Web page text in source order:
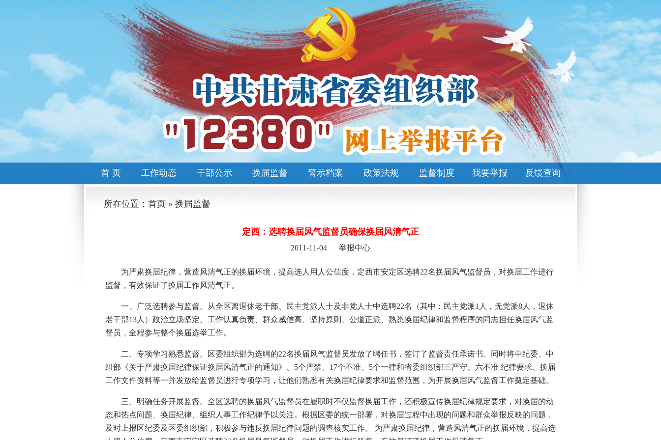
首 页 工作动态 干部公示 换届监督 警示档案 政策法规 监督制度 我要举报 反馈查询
所在位置：首页 » 换届监督
定西：选聘换届风气监督员确保换届风清气正
2011-11-04 举报中心
为严肃换届纪律，营造风清气正的换届环境，提高选人用人公信度，定西市安定区选聘22名换届风气监督员，对换届工作进行
监督，有效保证了换届工作风清气正。
一、广泛选聘参与监督。从全区离退休老干部、民主党派人士及非党人士中选聘22名（其中：民主党派1人，无党派8人，退休
老干部13人）政治立场坚定、工作认真负责、群众威信高、坚持原则、公道正派、熟悉换届纪律和监督程序的同志担任换届风气监
督员，全程参与整个换届选举工作。
二、专项学习熟悉监督。区委组织部为选聘的22名换届风气监督员发放了聘任书，签订了监督责任承诺书。同时将中纪委、中
组部《关于严肃换届纪律保证换届风清气正的通知》、5个严禁、17个不准、5个一律和省委组织部三严守、六不准 纪律要求、换届
工作文件资料等一并发放给监督员进行专项学习，让他们熟悉有关换届纪律要求和监督范围，为开展换届风气监督工作奠定基础。
三、明确任务开展监督。全区选聘的换届风气监督员在履职时不仅监督换届工作，还积极宣传换届纪律规定要求，对换届的动
态和热点问题、换届纪律、组织人事工作纪律予以关注。根据区委的统一部署，对换届过程中出现的问题和群众举报反映的问题，
及时上报区纪委及区委组织部，积极参与违反换届纪律问题的调查核实工作。 为严肃换届纪律，营造风清气正的换届环境，提高选